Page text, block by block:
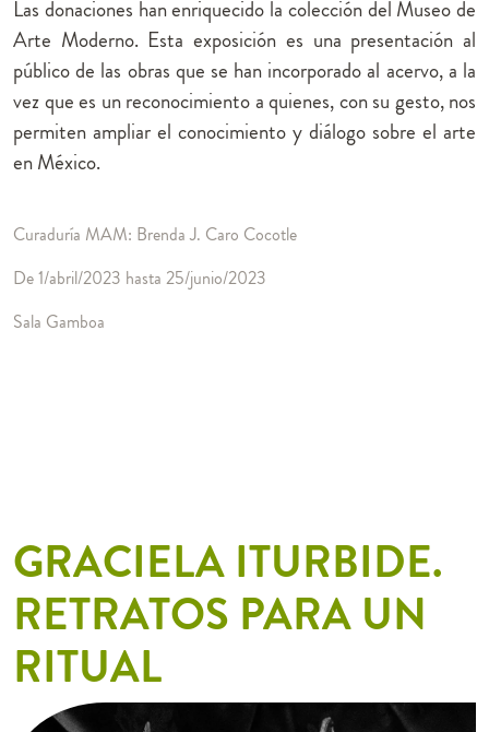
Las donaciones han enriquecido la colección del Museo de
Arte Moderno. Esta exposición es una presentación al
público de las obras que se han incorporado al acervo, a la
vez que es un reconocimiento a quienes, con su gesto, nos
permiten ampliar el conocimiento y diálogo sobre el arte
en México.
Curaduría MAM: Brenda J. Caro Cocotle
De 1/abril/2023 hasta 25/junio/2023
Sala Gamboa
GRACIELA ITURBIDE.
RETRATOS PARA UN
RITUAL